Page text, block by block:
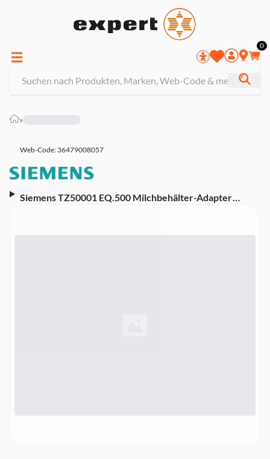
0
»
Web-Code: 36479008057
Siemens TZ50001 EQ.500 Milchbehälter-Adapter